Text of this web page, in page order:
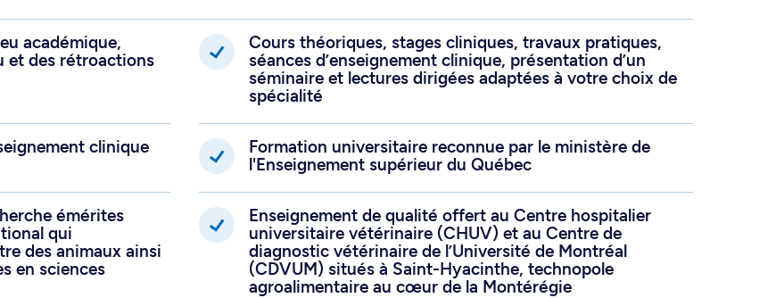
académique,
et des rétroactions
Cours théoriques, stages cliniques, travaux pratiques,
séances d’enseignement clinique, présentation d’un
séminaire et lectures dirigées adaptées à votre choix de
spécialité
clinique
Formation universitaire reconnue par le ministère de
l'Enseignement supérieur du Québec
émérites
qui
des animaux ainsi
en sciences
Enseignement de qualité offert au Centre hospitalier
universitaire vétérinaire (CHUV) et au Centre de
diagnostic vétérinaire de l’Université de Montréal
(CDVUM) situés à Saint-Hyacinthe, technopole
agroalimentaire au cœur de la Montérégie